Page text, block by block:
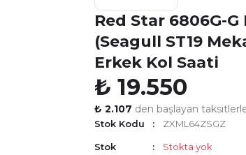
Red Star 6806G-G
(Seagull ST19
Erkek Kol Saati
₺ 19.550
₺ 2.107 den başlayan
Stok Kodu ZXML64ZSGZ
Stok
Stokta yok